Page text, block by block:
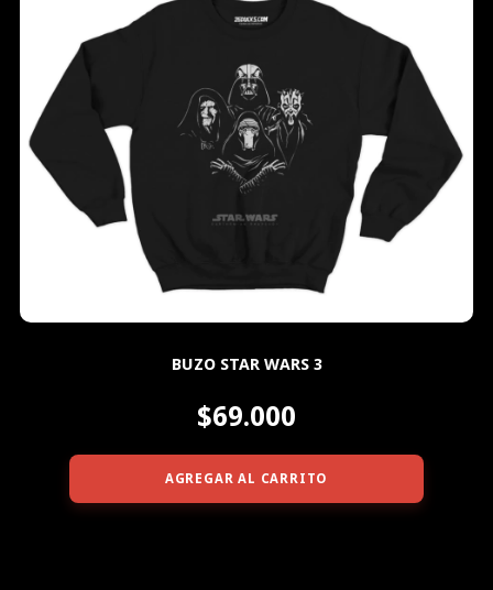
BUZO STAR WARS 3
$69.000
AGREGAR AL CARRITO